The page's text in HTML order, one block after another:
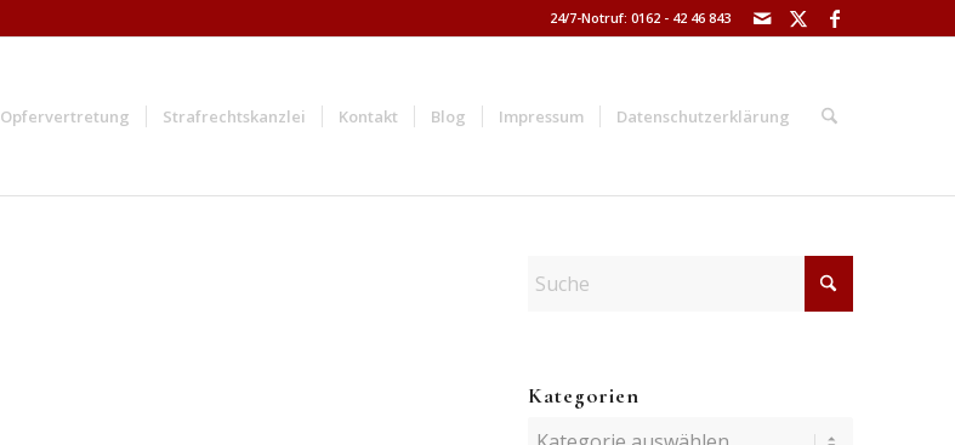
24/7-Notruf: 0162 - 42 46 843
Opfervertretung Strafrechtskanzlei Kontakt Blog Impressum Datenschutzerklärung
Kategorien
Kategorien